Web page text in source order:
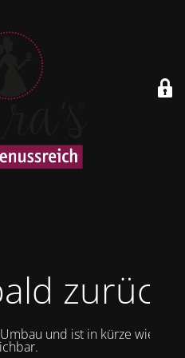
zurück
und ist in kürze wieder